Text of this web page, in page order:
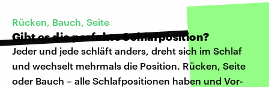
Rücken, Bauch, Seite
Gibt es die perfekte Schlafposition?
Jeder und jede schläft anders, dreht sich im Schlaf
und wechselt mehrmals die Position. Rücken, Seite
oder Bauch – alle Schlafpositionen haben und Vor-